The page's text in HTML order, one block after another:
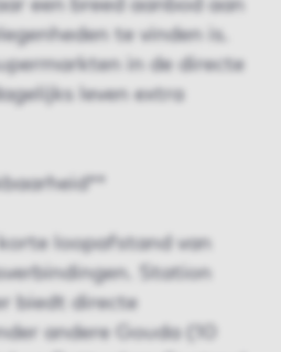
een breed aanbod aan
te vinden is.
in de directe
leven extra
loopafstand van
Station
biedt directe
andere Gouda (10